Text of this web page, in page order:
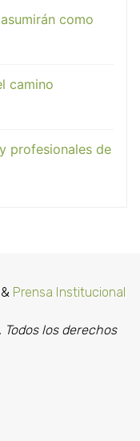
como
camino
profesionales de
& Prensa Institucional
los derechos